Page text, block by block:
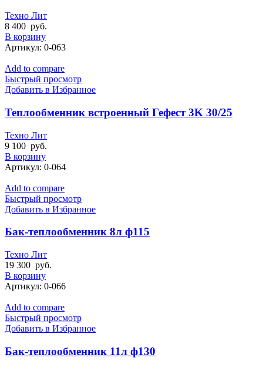
Техно Лит
8 400 руб.
В корзину
Артикул: 0-063
Add to compare
Быстрый просмотр
Добавить в Избранное
Теплообменник встроенный Гефест 3K 30/25
Техно Лит
9 100 руб.
В корзину
Артикул: 0-064
Add to compare
Быстрый просмотр
Добавить в Избранное
Бак-теплообменник 8л ф115
Техно Лит
19 300 руб.
В корзину
Артикул: 0-066
Add to compare
Быстрый просмотр
Добавить в Избранное
Бак-теплообменник 11л ф130